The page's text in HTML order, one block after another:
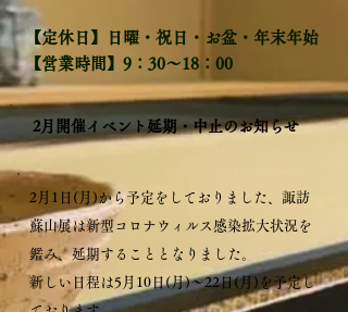
【営業時間】9：30～18：00
​【定休日】日曜・祝日・お盆・年末年始
2月開催イベント延期・中止のお知らせ
2月1日(月)から予定をしておりました、諏訪
蘇山展は新型コロナウィルス感染拡大状況を
鑑み、延期することとなりました。
新しい日程は5月10日(月)～22日(月)を予定し